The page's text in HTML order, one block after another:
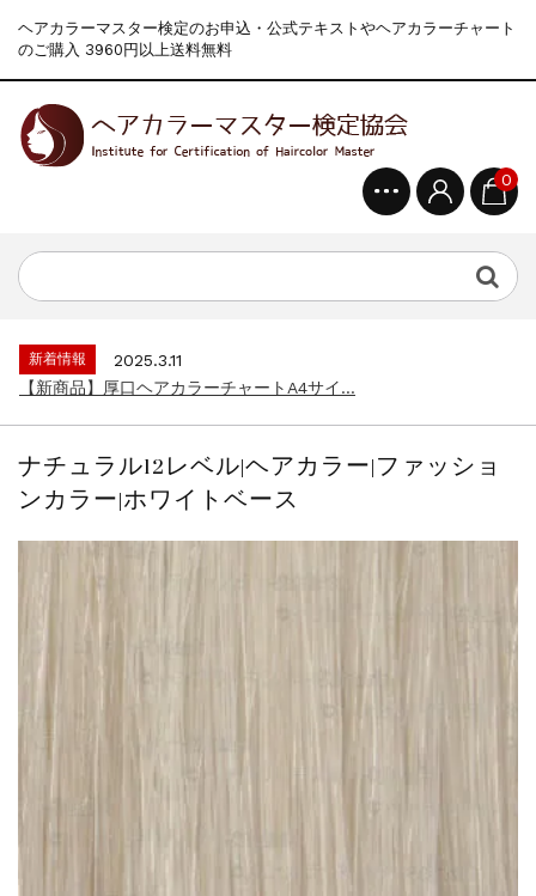
ヘアカラーマスター検定のお申込・公式テキストやヘアカラーチャート
のご購入 3960円以上送料無料
0
一部ヘアカラーチャートのお値引きを行いま...
新着情報
2026.7.1
新着情報
2025.3.11
【新商品】厚口ヘアカラーチャートA4サイ...
新着情報
2024.4.10
在庫処分セールのお知らせ【なくなり次第終...
在庫処分セールのお知らせ【なくなり次第終...
一部ヘアカラーチャートのお値引きを行いま...
ナチュラル12レベル|ヘアカラー|ファッショ
ンカラー|ホワイトベース